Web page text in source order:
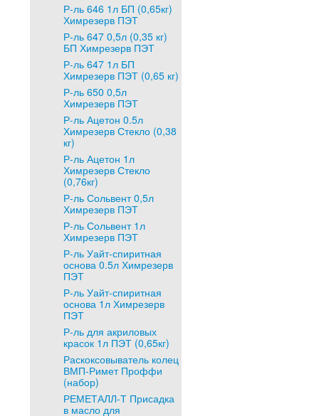
Р-ль 646 1л БП (0,65кг)
Химрезерв ПЭТ
Р-ль 647 0,5л (0,35 кг)
БП Химрезерв ПЭТ
Р-ль 647 1л БП
Химрезерв ПЭТ (0,65 кг)
Р-ль 650 0,5л
Химрезерв ПЭТ
Р-ль Ацетон 0.5л
Химрезерв Стекло (0,38
кг)
Р-ль Ацетон 1л
Химрезерв Стекло
(0,76кг)
Р-ль Сольвент 0,5л
Химрезерв ПЭТ
Р-ль Сольвент 1л
Химрезерв ПЭТ
Р-ль Уайт-спиритная
основа 0.5л Химрезерв
ПЭТ
Р-ль Уайт-спиритная
основа 1л Химрезерв
ПЭТ
Р-ль для акриловых
красок 1л ПЭТ (0,65кг)
Раскоксовыватель колец
ВМП-Римет Проффи
(набор)
РЕМЕТАЛЛ-Т Присадка
в масло для